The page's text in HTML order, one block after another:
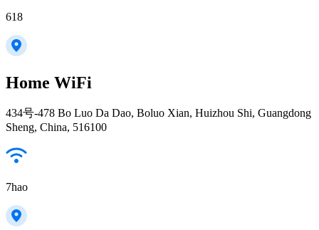
618
Home WiFi
434号-478 Bo Luo Da Dao, Boluo Xian, Huizhou Shi, Guangdong
Sheng, China, 516100
7hao